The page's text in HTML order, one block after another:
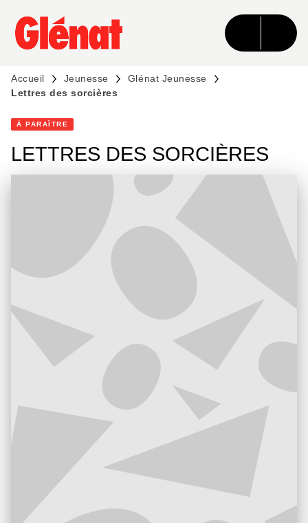
MENU RECHERCHE CONTENU
PIED DE PAGE
Accueil Jeunesse
Glénat Jeunesse
Lettres des sorcières
À PARAÎTRE
LETTRES DES SORCIÈRES